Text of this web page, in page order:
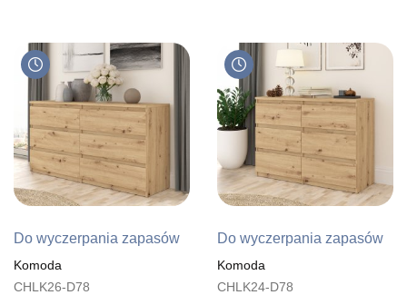
Do wyczerpania zapasów
Komoda
CHLK26-D78
Do wyczerpania zapasów
Komoda
CHLK24-D78